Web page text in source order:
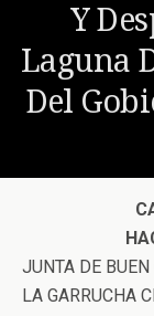
Y
Laguna
Del
JUNTA DE
LA GARRUCHA